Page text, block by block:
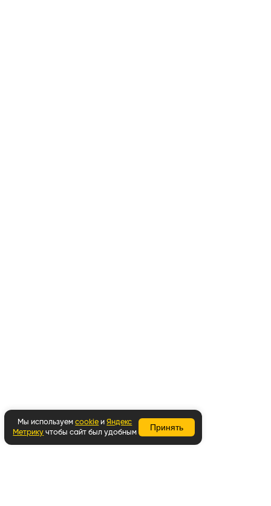
Мы используем cookie и Яндекс
Метрику чтобы сайт был удобным
Принять